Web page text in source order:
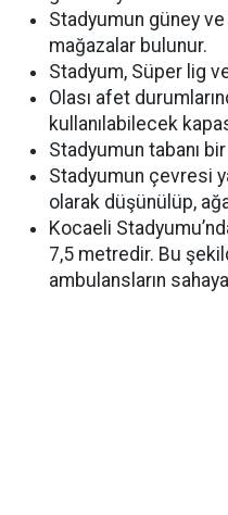
Stadyumun güney
mağazalar bulunur.
Stadyum, Süper lig
Olası afet
kullanılabilecek
Stadyumun tabanı
Stadyumun çevresi
olarak düşünülüp,
Kocaeli
7,5 metredir. Bu
ambulansların